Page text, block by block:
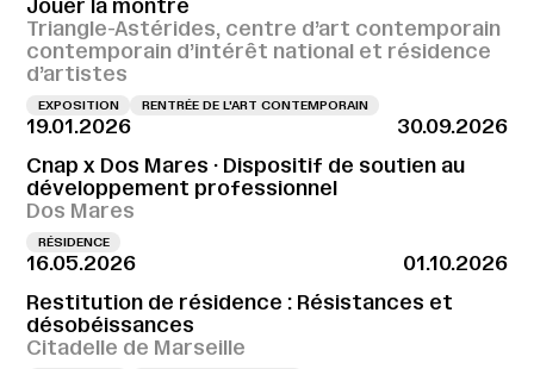
Jouer la montre
Triangle-Astérides, centre d’art contemporain
contemporain d’intérêt national et résidence
d’artistes
EXPOSITION RENTRÉE DE L'ART CONTEMPORAIN
19.01.2026
30.09.2026
Cnap x Dos Mares · Dispositif de soutien au
développement professionnel
Dos Mares
RÉSIDENCE
16.05.2026
01.10.2026
Restitution de résidence : Résistances et
désobéissances
Citadelle de Marseille